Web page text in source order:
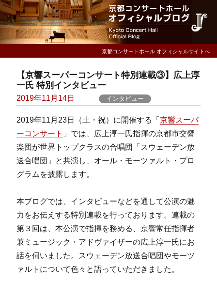
京都コンサートホール オフィシャルサイトへ
【京響スーパーコンサート特別連載③】広上淳
一氏 特別インタビュー
Posted
2019年11月14日 インタビュー
2019年11月23日（土・祝）に開催する「京響スーパ
ーコンサート 」では、広上淳一氏指揮の京都市交響
楽団が世界トップクラスの合唱団「スウェーデン放
送合唱団」と共演し、オール・モーツァルト・プロ
グラムを披露します。
本ブログでは、インタビューなどを通して公演の魅
力をお伝えする特別連載を行っております。連載の
第３回は、本公演で指揮を務める、京響常任指揮者
兼ミュージック・アドヴァイザーの広上淳一氏にお
話を伺いました。スウェーデン放送合唱団やモーツ
ァルトについて色々と語っていただきました。